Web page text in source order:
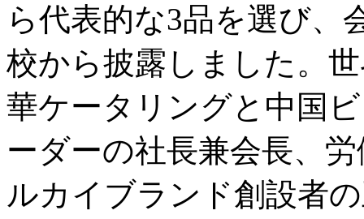
ら代表的な3品を選び、
校から披露しました。
華ケータリングと中国
ーダーの社長兼会長、
ルカイブランド創設者